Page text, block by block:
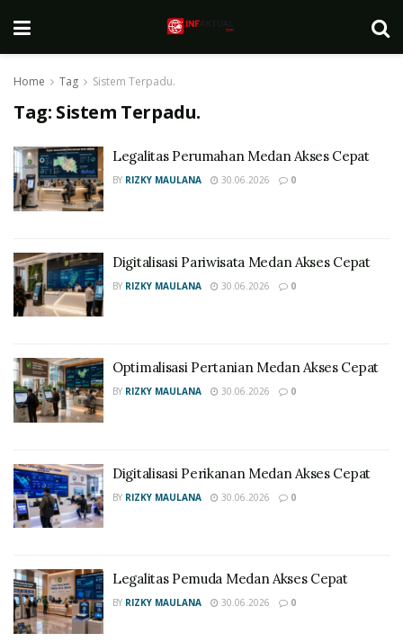
Home Tag Sistem Terpadu.
Tag: Sistem Terpadu.
Legalitas Perumahan Medan Akses Cepat
BY RIZKY MAULANA 30.06.2026 0
Digitalisasi Pariwisata Medan Akses Cepat
BY RIZKY MAULANA 30.06.2026 0
Optimalisasi Pertanian Medan Akses Cepat
BY RIZKY MAULANA 30.06.2026 0
Digitalisasi Perikanan Medan Akses Cepat
BY RIZKY MAULANA 30.06.2026 0
Legalitas Pemuda Medan Akses Cepat
BY RIZKY MAULANA 30.06.2026 0